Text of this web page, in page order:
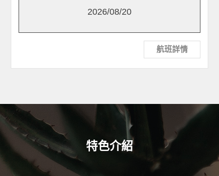
2026/08/20
航班詳情
特色介紹